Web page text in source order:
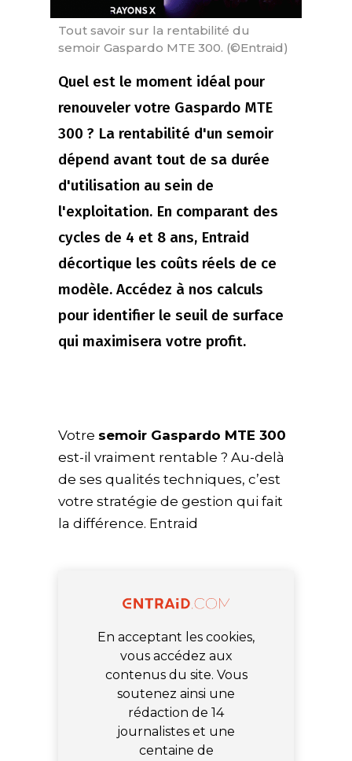
Tout savoir sur la rentabilité du
semoir Gaspardo MTE 300. (©Entraid)
Quel est le moment idéal pour
renouveler votre Gaspardo MTE
300 ? La rentabilité d'un semoir
dépend avant tout de sa durée
d'utilisation au sein de
l'exploitation. En comparant des
cycles de 4 et 8 ans, Entraid
décortique les coûts réels de ce
modèle. Accédez à nos calculs
pour identifier le seuil de surface
qui maximisera votre profit.
Votre semoir Gaspardo MTE 300
est-il vraiment rentable ? Au-delà
de ses qualités techniques, c’est
votre stratégie de gestion qui fait
la différence. Entraid
En acceptant les cookies,
vous accédez aux
contenus du site. Vous
soutenez ainsi une
rédaction de 14
journalistes et une
centaine de